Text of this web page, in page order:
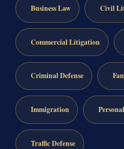
Business Law Civil
Commercial Litigation
Criminal Defense
Immigration
Traffic Defense